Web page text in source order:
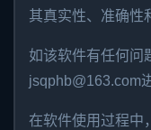
其真实性、准确性
如该软件有任何问
jsqphb@163.com
在软件使用过程中